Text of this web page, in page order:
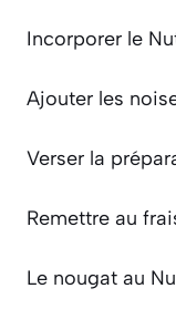
Incorporer le
Ajouter les
Verser la
Remettre au
Le nougat au